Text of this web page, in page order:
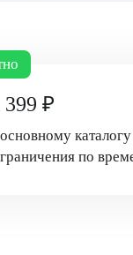
399 ₽
по